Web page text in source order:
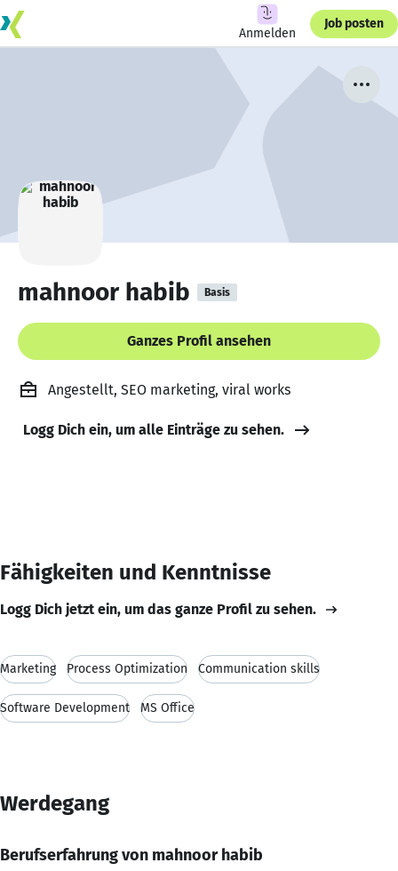
Anmelden
Job posten
mahnoor habib Basis
Ganzes Profil ansehen
Angestellt, SEO marketing, viral works
Logg Dich ein, um alle Einträge zu sehen.
Fähigkeiten und Kenntnisse
Logg Dich jetzt ein, um das ganze Profil zu sehen.
Marketing Process Optimization Communication skills
Software Development MS Office
Werdegang
Berufserfahrung von mahnoor habib